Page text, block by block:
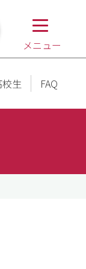
メニュー
校生 FAQ